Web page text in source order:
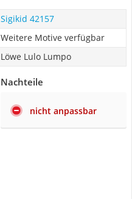
Sigikid 42157
Weitere Motive verfügbar
Löwe Lulo Lumpo
Nachteile
nicht anpassbar